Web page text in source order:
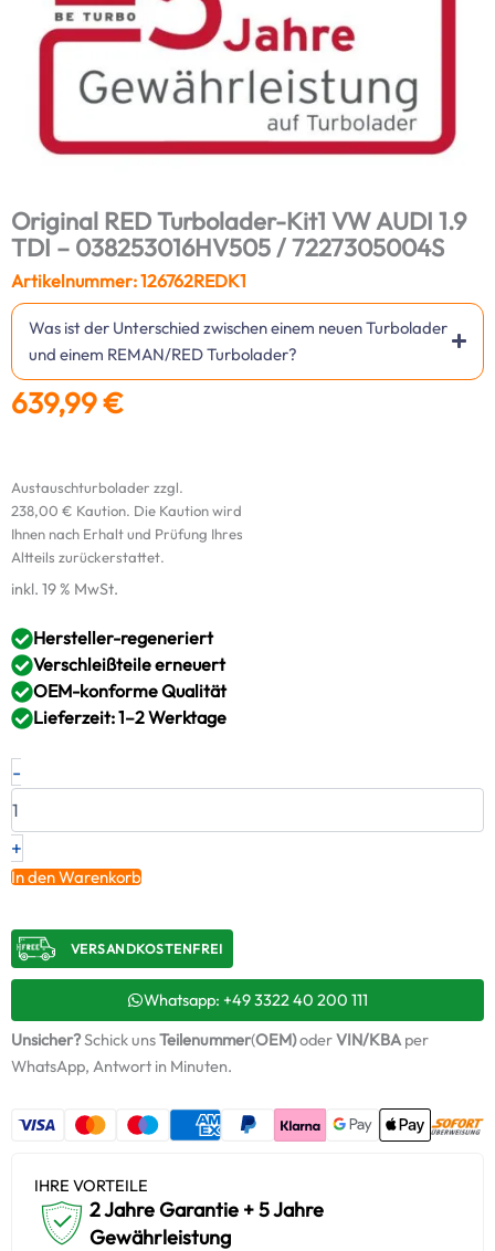
Original RED Turbolader-Kit1 VW AUDI 1.9
TDI – 038253016HV505 / 7227305004S
Artikelnummer: 126762REDK1
Was ist der Unterschied zwischen einem neuen Turbolader
und einem REMAN/RED Turbolader?
639,99€
Austauschturbolader zzgl.
238,00 € Kaution. Die Kaution wird
Ihnen nach Erhalt und Prüfung Ihres
Altteils zurückerstattet.
inkl. 19 % MwSt.
Hersteller-regeneriert
Verschleißteile erneuert
OEM-konforme Qualität
Lieferzeit: 1–2 Werktage
-
Original
RED
VW
AUDI
1.9
–
038253016HV505
/
Menge
+
In den Warenkorb
VERSANDKOSTENFREI​
Whatsapp: +49 3322 40 200 111
Unsicher?Schick unsTeilenummer(OEM)oderVIN/KBAper
WhatsApp, Antwort in Minuten.
IHRE VORTEILE
2 Jahre Garantie + 5 Jahre
Gewährleistung